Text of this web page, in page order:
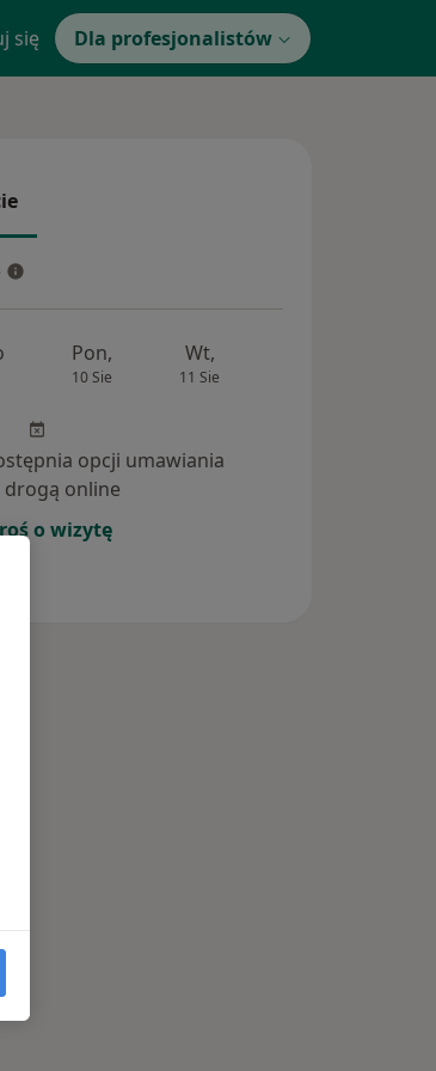
się Dla profesjonalistów
Pon,
10 Sie
Wt,
11 Sie
opcji umawiania
drogą online
o wizytę